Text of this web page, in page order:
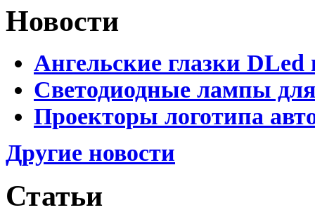
Новости
Ангельские глазки DLed
Светодиодные лампы
Проекторы логотипа
Другие новости
Статьи